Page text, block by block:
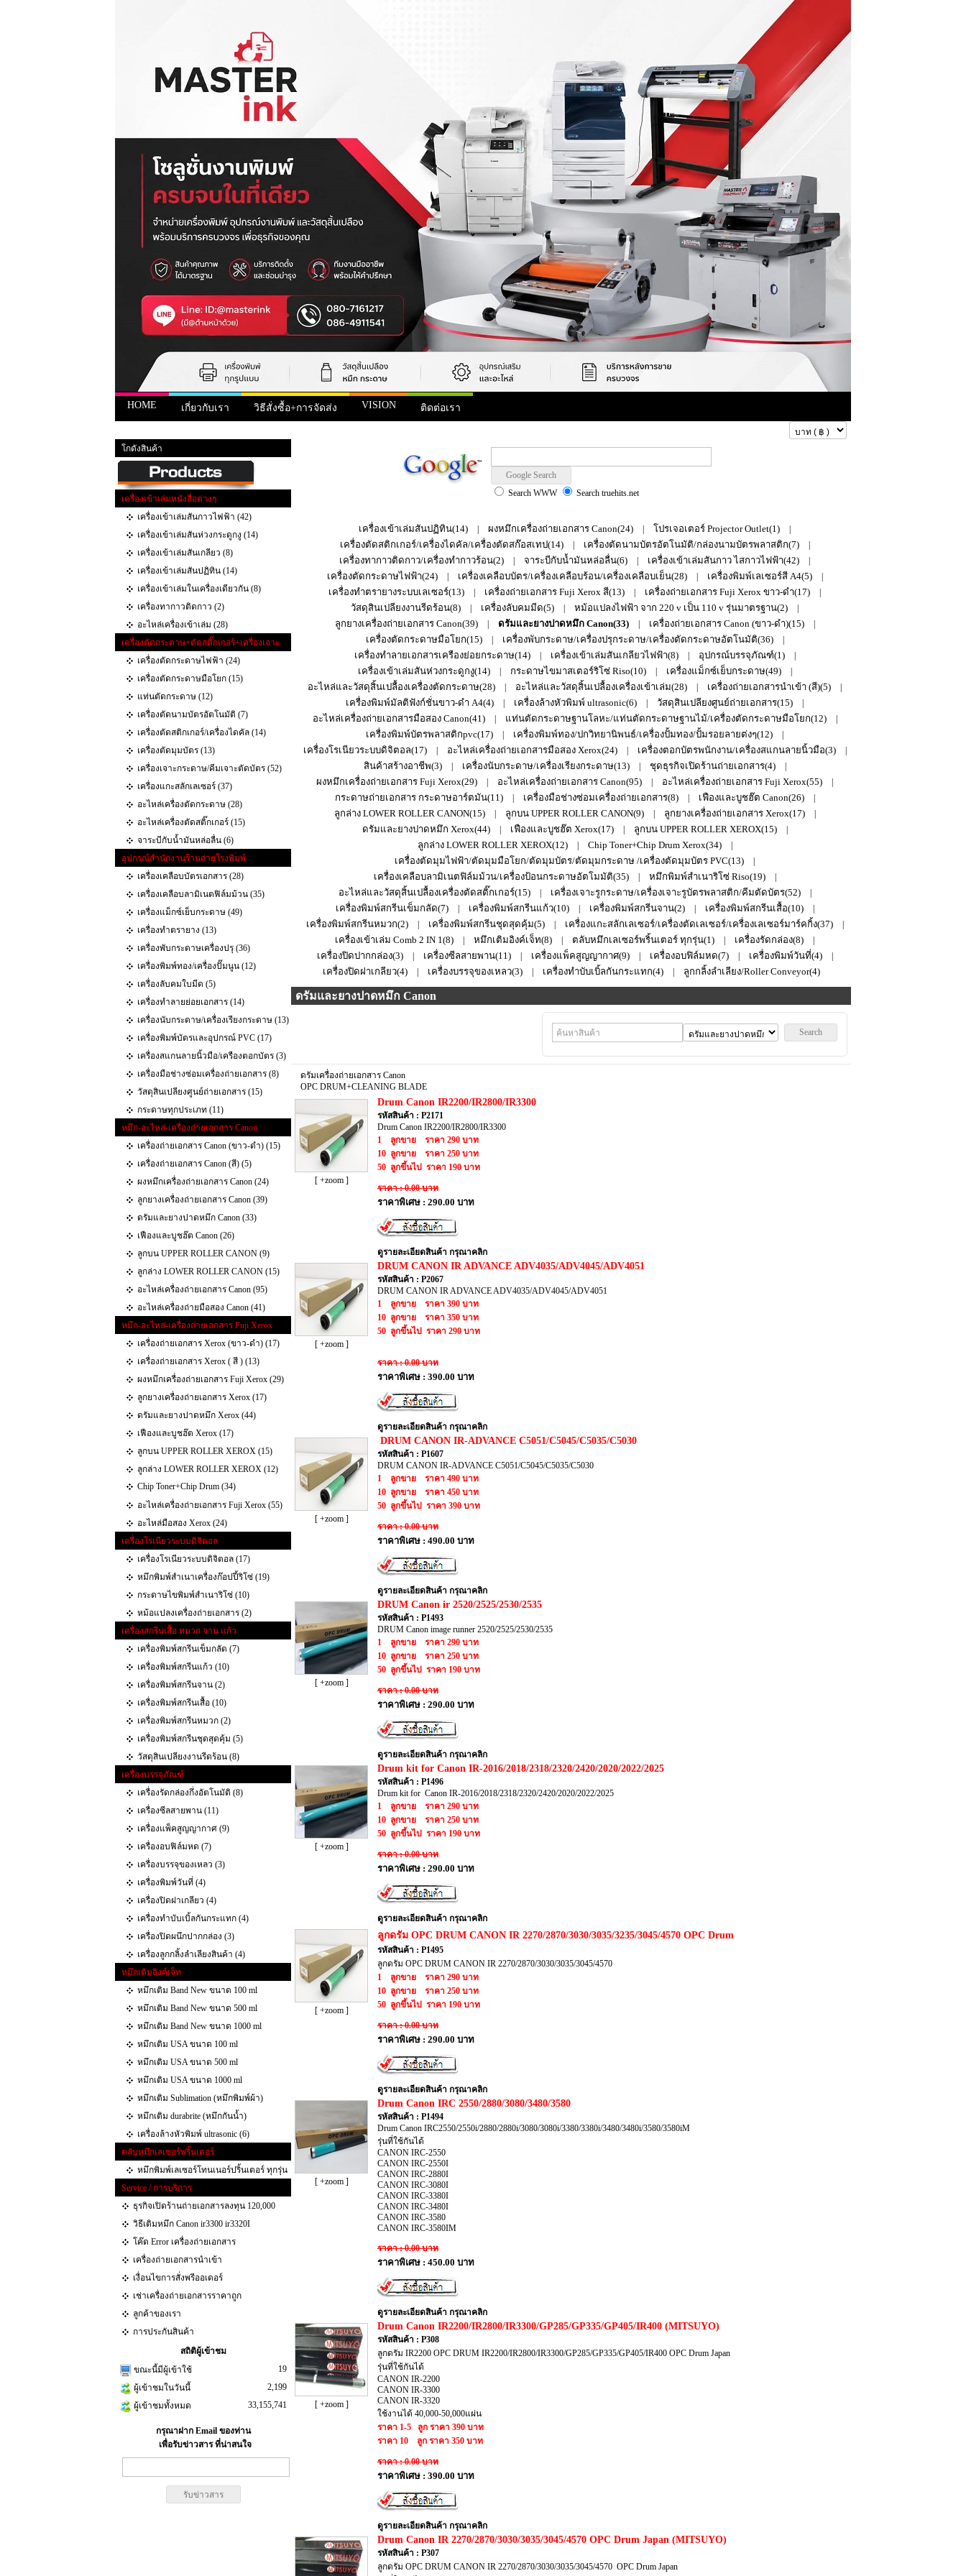
HOME เกี่ยวกับเรา วิธีสั่งซื้อ+การจัดส่ง VISION ติดต่อเรา
โกดังสินค้า
เครื่องเข้าเล่มหนังสือต่างๆ
เครื่องเข้าเล่มสันกาวไฟฟ้า (42)
เครื่องเข้าเล่มสันห่วงกระดูกงู (14)
เครื่องเข้าเล่มสันเกลียว (8)
เครื่องเข้าเล่มสันปฏิทิน (14)
เครื่องเข้าเล่มในเครื่องเดียวกัน (8)
เครื่องทากาวติดกาว (2)
อะไหล่เครื่องเข้าเล่ม (28)
เครื่องตัดกระดาษ+ตัดสติ๊กเกอร์+เครื่องเจาะ
เครื่องตัดกระดาษไฟฟ้า (24)
เครื่องตัดกระดาษมือโยก (15)
แท่นตัดกระดาษ (12)
เครื่องตัดนามบัตรอัตโนมัติ (7)
เครื่องตัดสติกเกอร์/เครื่องไดคัล (14)
เครื่องตัดมุมบัตร (13)
เครื่องเจาะกระดาษ/คีมเจาะตัดบัตร (52)
เครื่องแกะสลักเลเซอร์ (37)
อะไหล่เครื่องตัดกระดาษ (28)
อะไหล่เครื่องตัดสติ๊กเกอร์ (15)
จาระบีกับน้ำมันหล่อลื่น (6)
อุปกรณ์สำนักงานร้านถ่ายโรงพิมพ์
เครื่องเคลือบบัตรเอกสาร (28)
เครื่องเคลือบลามิเนตฟิล์มม้วน (35)
เครื่องแม็กซ์เย็บกระดาษ (49)
เครื่องทำตรายาง (13)
เครื่องพับกระดาษเครื่องปรุ (36)
เครื่องพิมพ์ทอง/เครื่องปั๊มนูน (12)
เครื่องลับคมใบมีด (5)
เครื่องทำลายย่อยเอกสาร (14)
เครื่องนับกระดาษ/เครื่องเรียงกระดาษ (13)
เครื่องพิมพ์บัตรและอุปกรณ์ PVC (17)
เครื่องสแกนลายนิ้วมือ/เครืองตอกบัตร (3)
เครื่องมือช่างซ่อมเครื่องถ่ายเอกสาร (8)
วัสดุสินเปลียงศูนย์ถ่ายเอกสาร (15)
กระดาษทุกประเภท (11)
หมึก-อะไหล่-เครื่องถ่ายเอกสาร Canon
เครื่องถ่ายเอกสาร Canon (ขาว-ดำ) (15)
เครื่องถ่ายเอกสาร Canon (สี) (5)
ผงหมึกเครื่องถ่ายเอกสาร Canon (24)
ลูกยางเครื่องถ่ายเอกสาร Canon (39)
ดรัมและยางปาดหมึก Canon (33)
เฟืองและบูชฮ๊ต Canon (26)
ลูกบน UPPER ROLLER CANON (9)
ลูกล่าง LOWER ROLLER CANON (15)
อะไหล่เครื่องถ่ายเอกสาร Canon (95)
อะไหล่เครื่องถ่ายมือสอง Canon (41)
หมึก-อะไหล่-เครื่องถ่ายเอกสาร Fuji Xerox
เครื่องถ่ายเอกสาร Xerox (ขาว-ดำ) (17)
เครื่องถ่ายเอกสาร Xerox ( สี ) (13)
ผงหมึกเครื่องถ่ายเอกสาร Fuji Xerox (29)
ลูกยางเครื่องถ่ายเอกสาร Xerox (17)
ดรัมและยางปาดหมึก Xerox (44)
เฟืองและบูชฮ๊ต Xerox (17)
ลูกบน UPPER ROLLER XEROX (15)
ลูกล่าง LOWER ROLLER XEROX (12)
Chip Toner+Chip Drum (34)
อะไหล่เครื่องถ่ายเอกสาร Fuji Xerox (55)
อะไหล่มือสอง Xerox (24)
เครื่องโรเนียวระบบดิจิตอล
เครื่องโรเนียวระบบดิจิตอล (17)
หมึกพิมพ์สำเนาเครื่องก๊อปปี้ริโซ่ (19)
กระดาษไขพิมพ์สำเนาริโซ่ (10)
หม้อแปลงเครื่องถ่ายเอกสาร (2)
เครื่องสกรีนเสื้อ หมวก จาน แก้ว
เครื่องพิมพ์สกรีนเข็มกลัด (7)
เครื่องพิมพ์สกรีนแก้ว (10)
เครื่องพิมพ์สกรีนจาน (2)
เครื่องพิมพ์สกรีนเสื้อ (10)
เครื่องพิมพ์สกรีนหมวก (2)
เครื่องพิมพ์สกรีนชุดสุดคุ้ม (5)
วัสดุสินเปลียงงานรีดร้อน (8)
เครื่องบรรจุภัณฑ์
เครื่องรัดกล่องกึ่งอัตโนมัติ (8)
เครื่องซีลสายพาน (11)
เครื่องแพ็คสูญญากาศ (9)
เครื่องอบฟิล์มหด (7)
เครื่องบรรจุของเหลว (3)
เครื่องพิมพ์วันที่ (4)
เครื่องปิดฝาเกลียว (4)
เครื่องทำบับเบิ้ลกันกระแทก‎ (4)
เครื่องปิดผนึกปากกล่อง (3)
เครื่องลูกกลิ้งลำเลียงสินค้า (4)
หมึกเติมอิงค์เจ็ท
หมึกเติม Band New ขนาด 100 ml
หมึกเติม Band New ขนาด 500 ml
หมึกเติม Band New ขนาด 1000 ml
หมึกเติม USA ขนาด 100 ml
หมึกเติม USA ขนาด 500 ml
หมึกเติม USA ขนาด 1000 ml
หมึกเติม Sublimation (หมึกพิมพ์ผ้า)
หมึกเติม durabrite (หมึกกันน้ำ)
เครื่องล้างหัวพิมพ์ ultrasonic (6)
ตลับหมึกเลเซอร์พริ้นเตอร์
หมึกพิมพ์เลเซอร์โทนเนอร์ปริ้นเตอร์ ทุกรุ่น
Service / การบริการ
ธุรกิจเปิดร้านถ่ายเอกสารลงทุน 120,000
วิธีเติมหมึก Canon ir3300 ir3320I
โค๊ด Error เครื่องถ่ายเอกสาร
เครื่องถ่ายเอกสารนำเข้า
เงื่อนไขการสั่งพรีออเดอร์
เช่าเครื่องถ่ายเอกสารราคาถูก
ลูกค้าของเรา
การประกันสินค้า
สถิติผู้เข้าชม
ขณะนี้มีผู้เข้าใช้
19
ผู้เข้าชมในวันนี้
2,199
ผู้เข้าชมทั้งหมด
33,155,741
กรุณาฝาก Email ของท่าน
เพื่อรับข่าวสาร ที่น่าสนใจ
Search WWW Search truehits.net
เครื่องเข้าเล่มสันปฏิทิน(14) ผงหมึกเครื่องถ่ายเอกสาร Canon(24) โปรเจอเตอร์ Projector Outlet(1)
เครื่องตัดสติกเกอร์/เครื่องไดคัล/เครื่องตัดสก๊อสเทป(14) เครื่องตัดนามบัตรอัตโนมัติ/กล่องนามบัตรพลาสติก(7)
เครื่องทากาวติดกาว/เครื่องทำกาวร้อน(2) จาระบีกับน้ำมันหล่อลื่น(6) เครื่องเข้าเล่มสันกาว ไสกาวไฟฟ้า(42)
เครื่องตัดกระดาษไฟฟ้า(24) เครื่องเคลือบบัตร/เครื่องเคลือบร้อน/เครื่องเคลือบเย็น(28) เครื่องพิมพ์เลเซอร์สี A4(5)
เครื่องทำตรายางระบบเลเซอร์(13) เครื่องถ่ายเอกสาร Fuji Xerox สี(13) เครื่องถ่ายเอกสาร Fuji Xerox ขาว-ดำ(17)
วัสดุสินเปลียงงานรีดร้อน(8) เครื่องลับคมมีด(5) หม้อแปลงไฟฟ้า จาก 220 v เป็น 110 v รุ่นมาตรฐาน(2)
ลูกยางเครื่องถ่ายเอกสาร Canon(39) ดรัมและยางปาดหมึก Canon(33) เครื่องถ่ายเอกสาร Canon (ขาว-ดำ)(15)
เครื่องตัดกระดาษมือโยก(15) เครื่องพับกระดาษ/เครื่องปรุกระดาษ/เครื่องตัดกระดาษอัตโนมัติ(36)
เครื่องทำลายเอกสารเครืองย่อยกระดาษ(14) เครื่องเข้าเล่มสันเกลียวไฟฟ้า(8) อุปกรณ์บรรจุภัณฑ์(1)
เครื่องเข้าเล่มสันห่วงกระดูกงู(14) กระดาษไขมาสเตอร์ริโซ่ Riso(10) เครื่องแม็กซ์เย็บกระดาษ(49)
อะไหล่และวัสดุสิ้นเปลื้องเครื่องตัดกระดาษ(28) อะไหล่และวัสดุสิ้นเปลื้องเครื่องเข้าเล่ม(28) เครื่องถ่ายเอกสารนำเข้า (สี)(5)
เครื่องพิมพ์มัลติฟังก์ชั่นขาว-ดำ A4(4) เครื่องล้างหัวพิมพ์ ultrasonic(6) วัสดุสินเปลียงศูนย์ถ่ายเอกสาร(15)
อะไหล่เครื่องถ่ายเอกสารมือสอง Canon(41) แท่นตัดกระดาษฐานโลหะ/แท่นตัดกระดาษฐานไม้/เครื่องตัดกระดาษมือโยก(12)
เครื่องพิมพ์บัตรพลาสติกpvc(17) เครื่องพิมพ์ทอง/ปกวิทยานิพนธ์/เครื่องปั้มทอง/ปั้มรอยลายต่งๆ(12)
เครื่องโรเนียวระบบดิจิตอล(17) อะไหล่เครื่องถ่ายเอกสารมือสอง Xerox(24) เครื่องตอกบัตรพนักงาน/เครื่องสแกนลายนิ้วมือ(3)
สินค้าสร้างอาชีพ(3) เครื่องนับกระดาษ/เครื่องเรียงกระดาษ(13) ชุดธุรกิจเปิดร้านถ่ายเอกสาร(4)
ผงหมึกเครื่องถ่ายเอกสาร Fuji Xerox(29) อะไหล่เครื่องถ่ายเอกสาร Canon(95) อะไหล่เครื่องถ่ายเอกสาร Fuji Xerox(55)
กระดาษถ่ายเอกสาร กระดาษอาร์ตมัน(11) เครื่องมือช่างซ่อมเครื่องถ่ายเอกสาร(8) เฟืองและบูชฮ๊ต Canon(26)
ลูกล่าง LOWER ROLLER CANON(15) ลูกบน UPPER ROLLER CANON(9) ลูกยางเครื่องถ่ายเอกสาร Xerox(17)
ดรัมและยางปาดหมึก Xerox(44) เฟืองและบูชฮ๊ต Xerox(17) ลูกบน UPPER ROLLER XEROX(15)
ลูกล่าง LOWER ROLLER XEROX(12) Chip Toner+Chip Drum Xerox(34)
เครื่องตัดมุมไฟฟ้า/ตัดมุมมือโยก/ตัดมุมบัตร/ตัดมุมกระดาษ /เครื่องตัดมุมบัตร PVC(13)
เครื่องเคลือบลามิเนตฟิล์มม้วน/เครื่องป้อนกระดาษอัตโมมัติ(35) หมึกพิมพ์สำเนาริโซ่ Riso(19)
อะไหล่และวัสดุสิ้นเปลื้องเครื่องตัดสติ๊กเกอร์(15) เครื่องเจาะรูกระดาษ/เครื่องเจาะรูบัตรพลาสติก/คีมตัดบัตร(52)
เครื่องพิมพ์สกรีนเข็มกลัด(7) เครื่องพิมพ์สกรีนแก้ว(10) เครื่องพิมพ์สกรีนจาน(2) เครื่องพิมพ์สกรีนเสื้อ(10)
เครื่องพิมพ์สกรีนหมวก(2) เครื่องพิมพ์สกรีนชุดสุดคุ้ม(5) เครื่องแกะสลักเลเซอร์/เครื่องตัดเลเซอร์/เครื่องเลเซอร์มาร์คกิ้ง(37)
เครื่องเข้าเล่ม Comb 2 IN 1(8) หมึกเติมอิงค์เจ็ท(8) ตลับหมึกเลเซอร์พริ้นเตอร์ ทุกรุ่น(1) เครื่องรัดกล่อง(8)
เครื่องปิดปากกล่อง(3) เครื่องซีลสายพาน(11) เครื่องแพ็คสูญญากาศ(9) เครื่องอบฟิล์มหด(7) เครื่องพิมพ์วันที่(4)
เครื่องปิดฝาเกลียว(4) เครื่องบรรจุของเหลว(3) เครื่องทำบับเบิ้ลกันกระแทก‎(4) ลูกกลิ้งลำเลียง/Roller Conveyor(4)
ดรัมและยางปาดหมึก Canon
Search
ดรัมเครื่องถ่ายเอกสาร Canon
OPC DRUM+CLEANING BLADE
[ +zoom ]
Drum Canon IR2200/IR2800/IR3300
รหัสสินค้า : P2171
Drum Canon IR2200/IR2800/IR3300
1 ลูกขาย ราคา 290 บาท
10 ลูกขาย ราคา 250 บาท
50 ลูกขึ้นไป ราคา 190 บาท
ราคา : 0.00 บาท
ราคาพิเศษ : 290.00 บาท
ดูรายละเอียดสินค้า กรุณาคลิก
[ +zoom ]
DRUM CANON IR ADVANCE ADV4035/ADV4045/ADV4051
รหัสสินค้า : P2067
DRUM CANON IR ADVANCE ADV4035/ADV4045/ADV4051
1 ลูกขาย ราคา 390 บาท
10 ลูกขาย ราคา 350 บาท
50 ลูกขึ้นไป ราคา 290 บาท
ราคา : 0.00 บาท
ราคาพิเศษ : 390.00 บาท
ดูรายละเอียดสินค้า กรุณาคลิก
[ +zoom ]
​ DRUM CANON IR-ADVANCE C5051/C5045/C5035/C5030
รหัสสินค้า : P1607
DRUM CANON IR-ADVANCE C5051/C5045/C5035/C5030
1 ลูกขาย ราคา 490 บาท
10 ลูกขาย ราคา 450 บาท
50 ลูกขึ้นไป ราคา 390 บาท
ราคา : 0.00 บาท
ราคาพิเศษ : 490.00 บาท
ดูรายละเอียดสินค้า กรุณาคลิก
[ +zoom ]
​DRUM Canon ir 2520/2525/2530/2535
รหัสสินค้า : P1493
DRUM Canon image runner 2520/2525/2530/2535
1 ลูกขาย ราคา 290 บาท
10 ลูกขาย ราคา 250 บาท
50 ลูกขึ้นไป ราคา 190 บาท
ราคา : 0.00 บาท
ราคาพิเศษ : 290.00 บาท
ดูรายละเอียดสินค้า กรุณาคลิก
[ +zoom ]
​Drum kit for Canon IR-2016/2018/2318/2320/2420/2020/2022/2025
รหัสสินค้า : P1496
Drum kit for Canon IR-2016/2018/2318/2320/2420/2020/2022/2025
1 ลูกขาย ราคา 290 บาท
10 ลูกขาย ราคา 250 บาท
50 ลูกขึ้นไป ราคา 190 บาท
ราคา : 0.00 บาท
ราคาพิเศษ : 290.00 บาท
ดูรายละเอียดสินค้า กรุณาคลิก
[ +zoom ]
​ลูกดรัม OPC DRUM CANON IR 2270/2870/3030/3035/3235/3045/4570 OPC Drum
รหัสสินค้า : P1495
ลูกดรัม OPC DRUM CANON IR 2270/2870/3030/3035/3045/4570
1 ลูกขาย ราคา 290 บาท
10 ลูกขาย ราคา 250 บาท
50 ลูกขึ้นไป ราคา 190 บาท
ราคา : 0.00 บาท
ราคาพิเศษ : 290.00 บาท
ดูรายละเอียดสินค้า กรุณาคลิก
[ +zoom ]
​Drum Canon IRC 2550/2880/3080/3480/3580
รหัสสินค้า : P1494
Drum Canon IRC2550/2550i/2880/2880i/3080/3080i/3380/3380i/3480/3480i/3580/3580iM
รุ่นที่ใช้กันได้
CANON IRC-2550
CANON IRC-2550I
CANON IRC-2880I
CANON IRC-3080I
CANON IRC-3380I
CANON IRC-3480I
CANON IRC-3580
CANON IRC-3580IM
ราคา : 0.00 บาท
ราคาพิเศษ : 450.00 บาท
ดูรายละเอียดสินค้า กรุณาคลิก
[ +zoom ]
Drum Canon IR2200/IR2800/IR3300/GP285/GP335/GP405/IR400 (MITSUYO)
รหัสสินค้า : P308
ลูกดรัม IR2200 OPC DRUM IR2200/IR2800/IR3300/GP285/GP335/GP405/IR400 OPC Drum Japan
รุ่นที่ใช้กันได้
CANON IR-2200
CANON IR-3300
CANON IR-3320
ใช้งานได้ 40,000-50,000แผ่น
ราคา 1-5 ลูก ราคา 390 บาท
ราคา 10 ลูก ราคา 350 บาท
ราคา : 0.00 บาท
ราคาพิเศษ : 390.00 บาท
ดูรายละเอียดสินค้า กรุณาคลิก
Drum Canon IR 2270/2870/3030/3035/3045/4570 OPC Drum Japan (MITSUYO)
รหัสสินค้า : P307
ลูกดรัม OPC DRUM CANON IR 2270/2870/3030/3035/3045/4570 OPC Drum Japan